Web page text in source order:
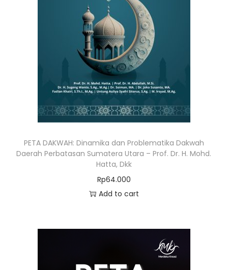
PETA DAKWAH: Dinamika dan Problematika Dakwah
Daerah Perbatasan Sumatera Utara – Prof. Dr. H. Mohd.
Hatta, Dkk
Rp64.000
Add to cart